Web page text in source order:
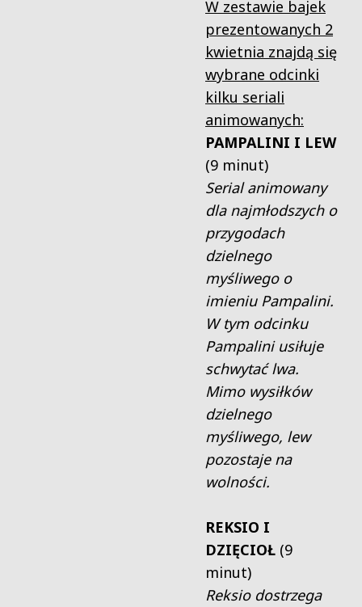
W zestawie bajek
prezentowanych 2
kwietnia znajdą się
wybrane odcinki
kilku seriali
animowanych:
PAMPALINI I LEW
(9 minut)
Serial animowany
dla najmłodszych o
przygodach
dzielnego
myśliwego o
imieniu Pampalini.
W tym odcinku
Pampalini usiłuje
schwytać lwa.
Mimo wysiłków
dzielnego
myśliwego, lew
pozostaje na
wolności.
REKSIO I
DZIĘCIOŁ (9
minut)
Reksio dostrzega